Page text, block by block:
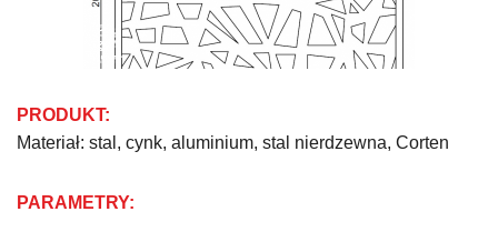
PRODUKT:
Materiał: stal, cynk, aluminium, stal nierdzewna, Corten
PARAMETRY: